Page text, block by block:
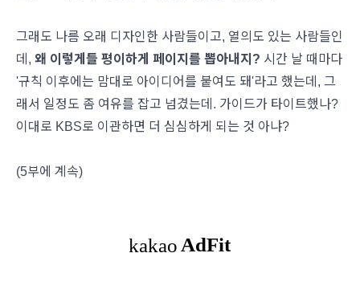
그래도 나름 오래 디자인한 사람들이고, 열의도 있는 사람들인
데, 왜 이렇게들 평이하게 페이지를 뽑아내지? 시간 날 때마다
'규칙 이후에는 맘대로 아이디어를 붙여도 돼'라고 했는데, 그
래서 일정도 좀 여유를 잡고 넘겼는데. 가이드가 타이트했나?
이대로 KBS로 이관하면 더 심심하게 되는 것 아냐?
(5부에 계속)